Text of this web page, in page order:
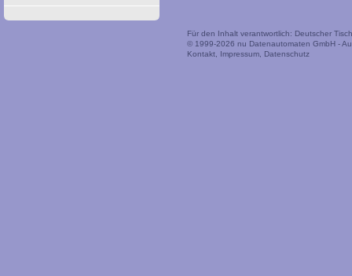
Für den Inhalt verantwortlich: Deutscher
© 1999-2026 nu Datenautomaten GmbH -
Kontakt
Impressum Datenschutz